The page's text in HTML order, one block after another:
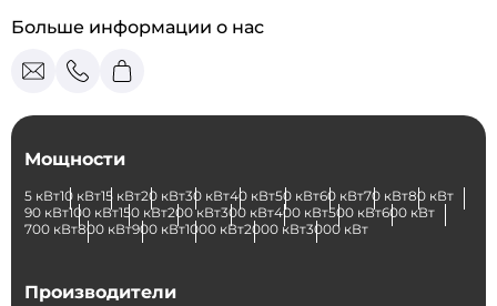
Больше информации о нас
Мощности
5 кВт10 кВт15 кВт20 кВт30 кВт40 кВт50 кВт60 кВт70 кВт80 кВт
90 кВт100 кВт150 кВт200 кВт300 кВт400 кВт500 кВт600 кВт
700 кВт800 кВт900 кВт1000 кВт2000 кВт3000 кВт
Производители